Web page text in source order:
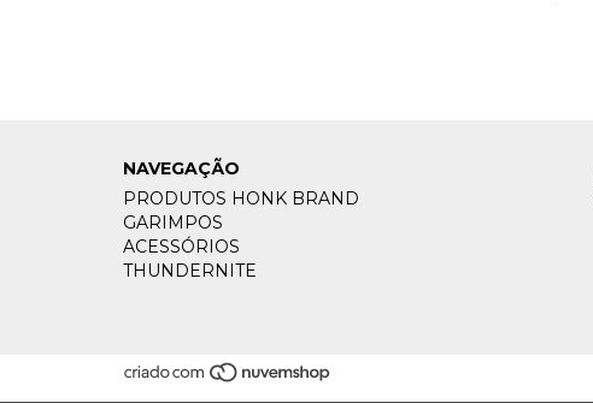
NAVEGAÇÃO
PRODUTOS HONK BRAND
GARIMPOS
ACESSÓRIOS
THUNDERNITE